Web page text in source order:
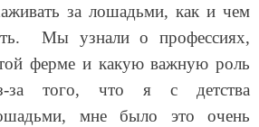
за лошадьми, как и чем
Мы узнали о профессиях,
ферме и какую важную роль
за того, что я с детства
мне было это очень